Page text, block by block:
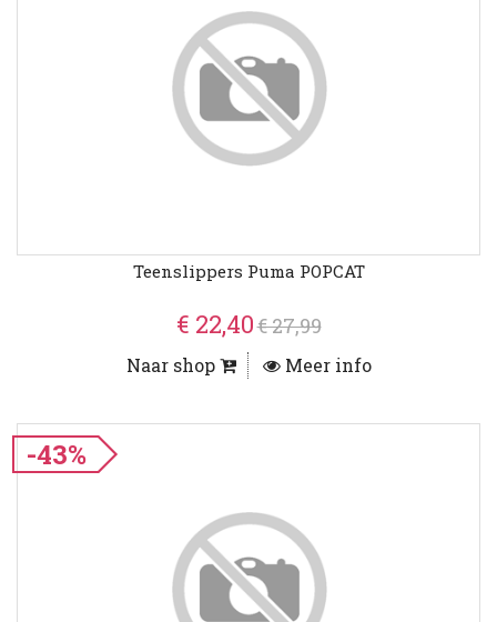
Teenslippers Puma POPCAT
€ 22,40€ 27,99
Naar shop Meer info
-43%